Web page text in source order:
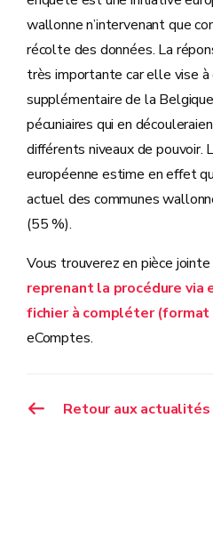
wallonne n’intervenant que
récolte des données. La
très importante car elle vise à
supplémentaire de la
pécuniaires qui en
différents niveaux de pouvoir.
européenne estime en effet
actuel des communes
(55 %).
Vous trouverez en pièce jointe
reprenant la procédure via
fichier à compléter (format
eComptes.
Retour aux actualités